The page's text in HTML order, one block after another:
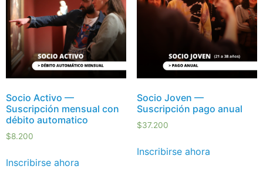
Socio Activo —
Suscripción mensual con
débito automatico
$8.200
Inscribirse ahora
Socio Joven —
Suscripción pago anual
$37.200
Inscribirse ahora